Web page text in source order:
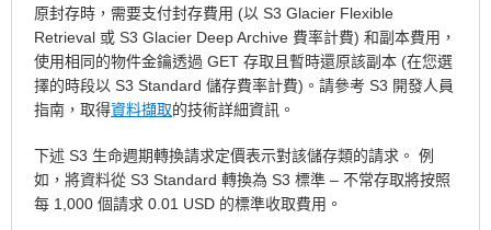
原封存時，需要支付封存費用 (以 S3 Glacier Flexible
Retrieval 或 S3 Glacier Deep Archive 費率計費) 和副本費用，
使用相同的物件金鑰透過 GET 存取且暫時還原該副本 (在您選
擇的時段以 S3 Standard 儲存費率計費)。請參考 S3 開發人員
指南，取得資料擷取的技術詳細資訊。
下述 S3 生命週期轉換請求定價表示對該儲存類的請求。 例
如，將資料從 S3 Standard 轉換為 S3 標準 – 不常存取將按照
每 1,000 個請求 0.01 USD 的標準收取費用。